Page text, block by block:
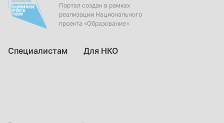
Портал создан в рамках
реализации Национального
проекта «Образование»
Специалистам Для НКО